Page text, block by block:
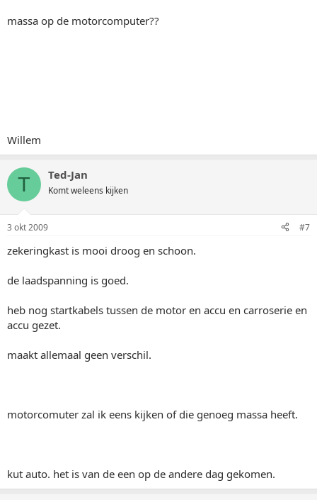
massa op de motorcomputer??
Willem
T Ted-Jan
Komt weleens kijken
3 okt 2009 #7
zekeringkast is mooi droog en schoon.
de laadspanning is goed.
heb nog startkabels tussen de motor en accu en carroserie en
accu gezet.
maakt allemaal geen verschil.
motorcomuter zal ik eens kijken of die genoeg massa heeft.
kut auto. het is van de een op de andere dag gekomen.